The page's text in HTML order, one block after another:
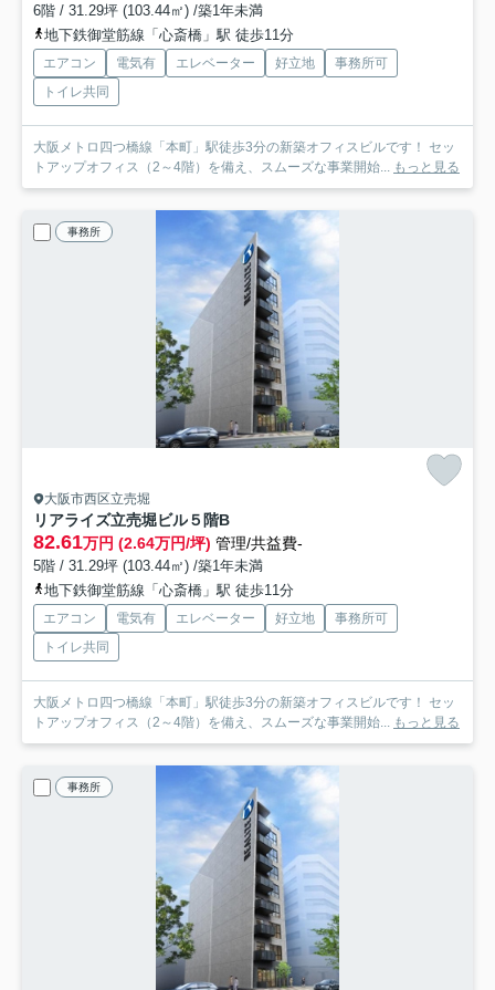
6階 / 31.29坪 (103.44㎡) /築1年未満
地下鉄御堂筋線「心斎橋」駅 徒歩11分
エアコン 電気有 エレベーター 好立地
事務所可
トイレ共同
大阪メトロ四つ橋線「本町」駅徒歩3分の新築オフィスビルです！ セッ
トアップオフィス（2～4階）を備え、スムーズな事業開始...
もっと見る
事務所
大阪市西区立売堀
リアライズ立売堀ビル５階B
82.61万円 (2.64万円/坪) 管理/共益費-
5階 / 31.29坪 (103.44㎡) /築1年未満
地下鉄御堂筋線「心斎橋」駅 徒歩11分
エアコン 電気有 エレベーター 好立地
事務所可
トイレ共同
大阪メトロ四つ橋線「本町」駅徒歩3分の新築オフィスビルです！ セッ
トアップオフィス（2～4階）を備え、スムーズな事業開始...
もっと見る
事務所